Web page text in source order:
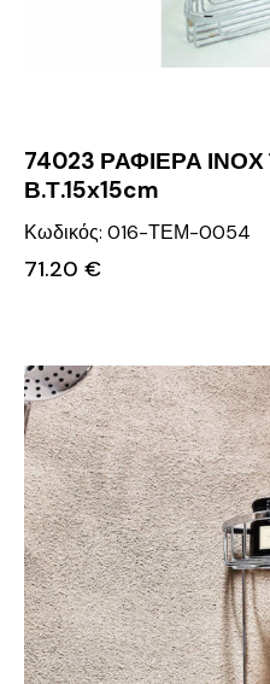
74023 ΡΑΦΙΕΡΑ
Β.Τ.15x15cm
Κωδικός: 016-ΤΕΜ-0054
71.20 €